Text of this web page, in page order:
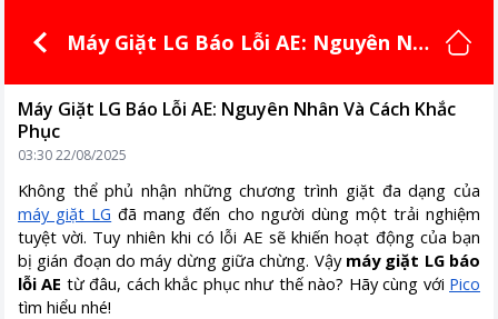
Máy Giặt LG Báo Lỗi AE: Nguyên Nh
Máy Giặt LG Báo Lỗi AE: Nguyên Nhân Và Cách Khắc
Phục
03:30 22/08/2025
Không thể phủ nhận những chương trình giặt đa dạng của
máy giặt LG đã mang đến cho người dùng một trải nghiệm
tuyệt vời. Tuy nhiên khi có lỗi AE sẽ khiến hoạt động của bạn
bị gián đoạn do máy dừng giữa chừng. Vậy máy giặt LG báo
lỗi AE từ đâu, cách khắc phục như thế nào? Hãy cùng với Pico
tìm hiểu nhé!